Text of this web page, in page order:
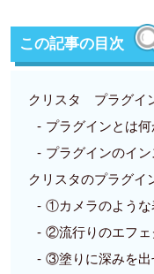
この記事の目次
クリスタ プラグイ
プラグインとは何
プラグインのイ
クリスタのプラグイ
①カメラのような
②流行りのエフェ
③塗りに深みを出